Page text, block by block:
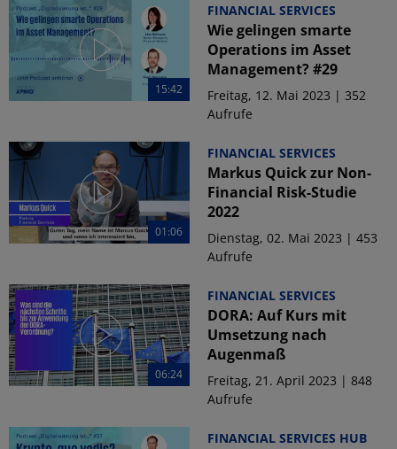
15:42
FINANCIAL SERVICES
Wie gelingen smarte
Operations im Asset
Management? #29
Freitag, 12. Mai 2023 | 352
Aufrufe
01:06
FINANCIAL SERVICES
Markus Quick zur Non-
Financial Risk-Studie
2022
Dienstag, 02. Mai 2023 | 453
Aufrufe
06:24
FINANCIAL SERVICES
DORA: Auf Kurs mit
Umsetzung nach
Augenmaß
Freitag, 21. April 2023 | 848
Aufrufe
FINANCIAL SERVICES HUB